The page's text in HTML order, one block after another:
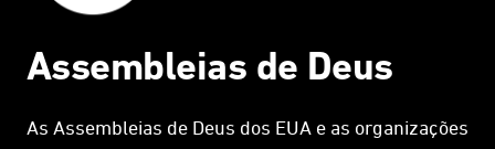
Assembleias de Deus
As Assembleias de Deus dos EUA e as organizações